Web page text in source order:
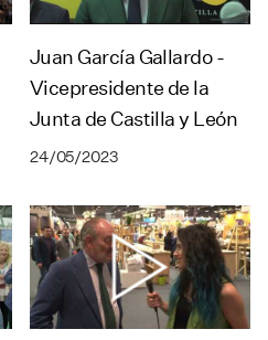
Juan García Gallardo -
Vicepresidente de la
Junta de Castilla y León
24/05/2023